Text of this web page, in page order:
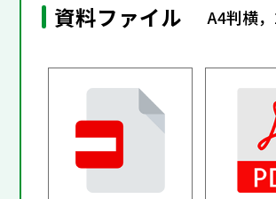
資料ファイル A4判横